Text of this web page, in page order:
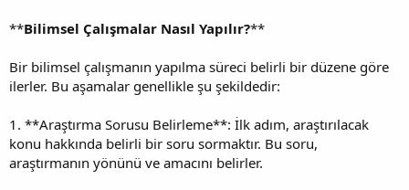
**Bilimsel Çalışmalar Nasıl Yapılır?**
Bir bilimsel çalışmanın yapılma süreci belirli bir düzene göre
ilerler. Bu aşamalar genellikle şu şekildedir:
1. **Araştırma Sorusu Belirleme**: İlk adım, araştırılacak
konu hakkında belirli bir soru sormaktır. Bu soru,
araştırmanın yönünü ve amacını belirler.